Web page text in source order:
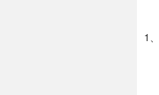
1、